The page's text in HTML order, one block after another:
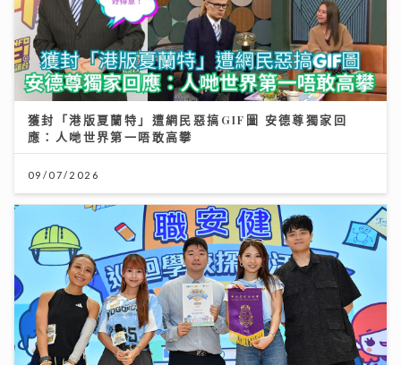
獲封「港版夏蘭特」遭網民惡搞GIF圖 安德尊獨家回
應：人哋世界第一唔敢高攀
09/07/2026